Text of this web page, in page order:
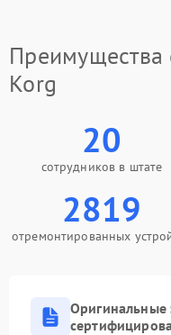
Преимущества
Korg
20
сотрудников в штате
2819
отремонтированных
Оригинальные